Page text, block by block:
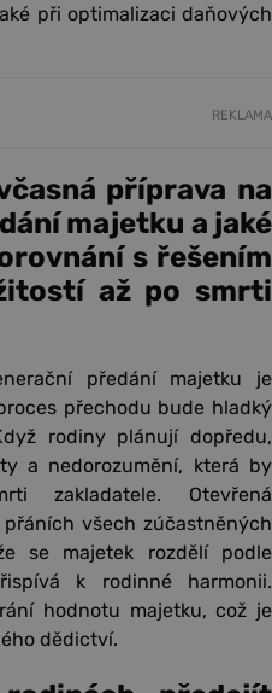
při optimalizaci daňových
REKLAMA
příprava na
majetku a jaké
s řešením
až po smrti
předání majetku je
přechodu bude hladký
rodiny plánují dopředu,
a nedorozumění, která by
zakladatele. Otevřená
všech zúčastněných
se majetek rozdělí podle
k rodinné harmonii.
hodnotu majetku, což je
dědictví.